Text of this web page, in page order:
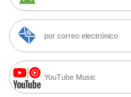
por correo electrónico
YouTube Music